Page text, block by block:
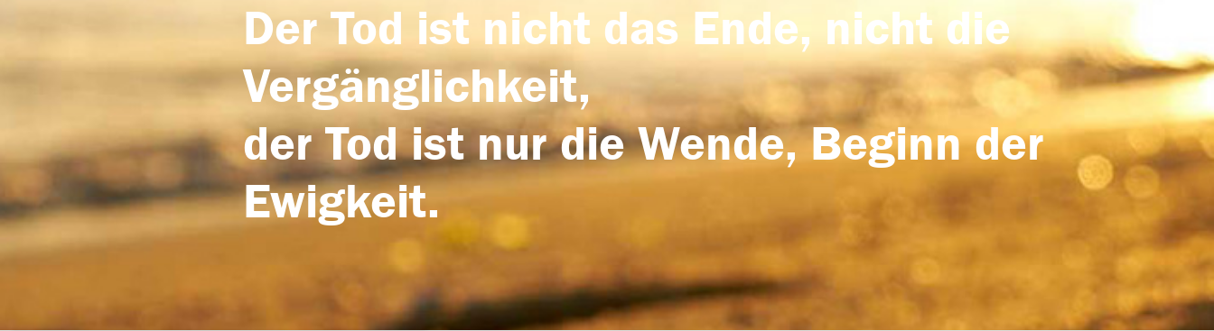
Der Tod ist nicht das Ende, nicht die
Vergänglichkeit,
der Tod ist nur die Wende, Beginn der
Ewigkeit.